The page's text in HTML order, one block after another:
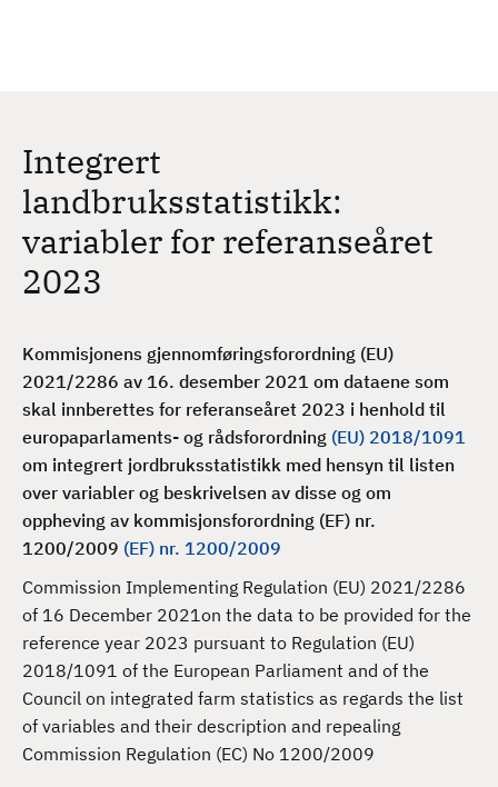
Integrert
landbruksstatistikk:
variabler for referanseåret
2023
Kommisjonens gjennomføringsforordning (EU)
2021/2286 av 16. desember 2021 om dataene som
skal innberettes for referanseåret 2023 i henhold til
europaparlaments- og rådsforordning (EU) 2018/1091
om integrert jordbruksstatistikk med hensyn til listen
over variabler og beskrivelsen av disse og om
oppheving av kommisjonsforordning (EF) nr.
1200/2009 (EF) nr. 1200/2009
Commission Implementing Regulation (EU) 2021/2286
of 16 December 2021on the data to be provided for the
reference year 2023 pursuant to Regulation (EU)
2018/1091 of the European Parliament and of the
Council on integrated farm statistics as regards the list
of variables and their description and repealing
Commission Regulation (EC) No 1200/2009